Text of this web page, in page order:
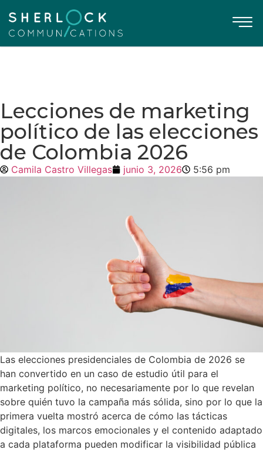
Lecciones de marketing
político de las elecciones
de Colombia 2026
Camila Castro Villegas junio 3, 2026 5:56 pm
Las elecciones presidenciales de Colombia de 2026 se
han convertido en un caso de estudio útil para el
marketing político, no necesariamente por lo que revelan
sobre quién tuvo la campaña más sólida, sino por lo que la
primera vuelta mostró acerca de cómo las tácticas
digitales, los marcos emocionales y el contenido adaptado
a cada plataforma pueden modificar la visibilidad pública